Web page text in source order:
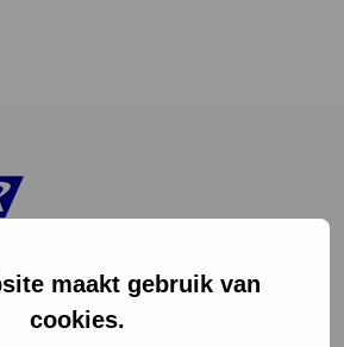
maakt gebruik van
cookies.